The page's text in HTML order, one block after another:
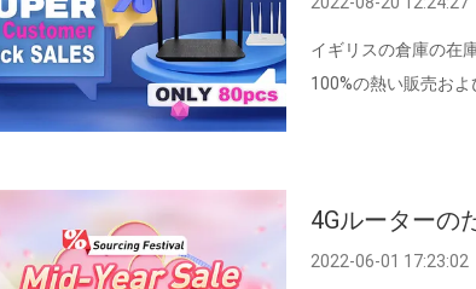
イギリスの倉庫の在
100%の熱い販売お
4Gルーターの
2022-06-01 17:23:02